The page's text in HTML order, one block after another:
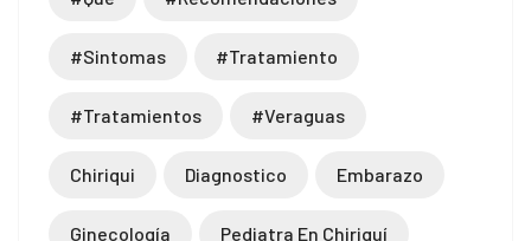
güncel giriş
#sintomas #tratamiento
#tratamientos #veraguas
Chiriqui Diagnostico Embarazo
Ginecología Pediatra En Chiriquí